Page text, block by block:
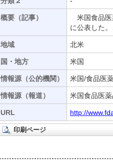
概要（記事）
米国食品医
に公表した
地域 北米
国・地方 米国
情報源（公的機関） 米国/食品医
情報源（報道） 米国食品医薬
URL http://
印刷ページ